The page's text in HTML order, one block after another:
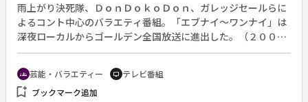
雨上がり決死隊、ＤｏｎＤｏｋｏＤｏｎ、ガレッジセールらに
よるコント中心のバラエティ番組。「エブナイ～ワンナイ」は
深夜ローカルからゴールデン全国放送に進出した。（２００２
年１０月２３日～２００６年１２月２０日放送）◆この回は１
００回記念スペシャル。「夜のめざましテレビ」のスタジオに
揃ったメンバーたちが、懐かしいコントや人気キャラクター、
爆笑の名場面を見ながら送る１時間の特別版。「ゴリエちゃん
groups 芸能・バラエティー tv テレビ番組
bookmark_add ブックマーク追加